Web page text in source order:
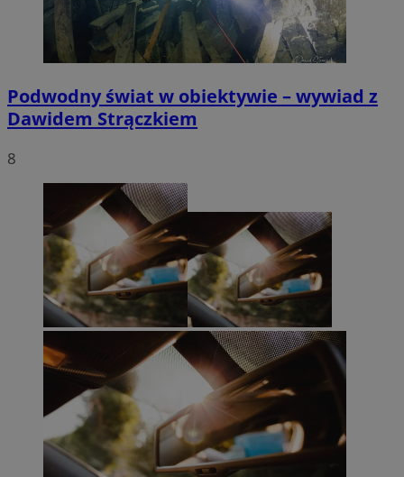
Podwodny świat w obiektywie – wywiad z
Dawidem Strączkiem
8